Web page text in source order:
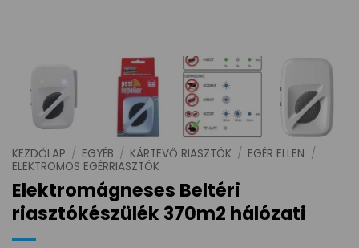
KEZDŐLAP / EGYÉB / KÁRTEVŐ RIASZTÓK / EGÉR ELLEN /
ELEKTROMOS EGÉRRIASZTÓK
Elektromágneses Beltéri
riasztókészülék 370m2 hálózati